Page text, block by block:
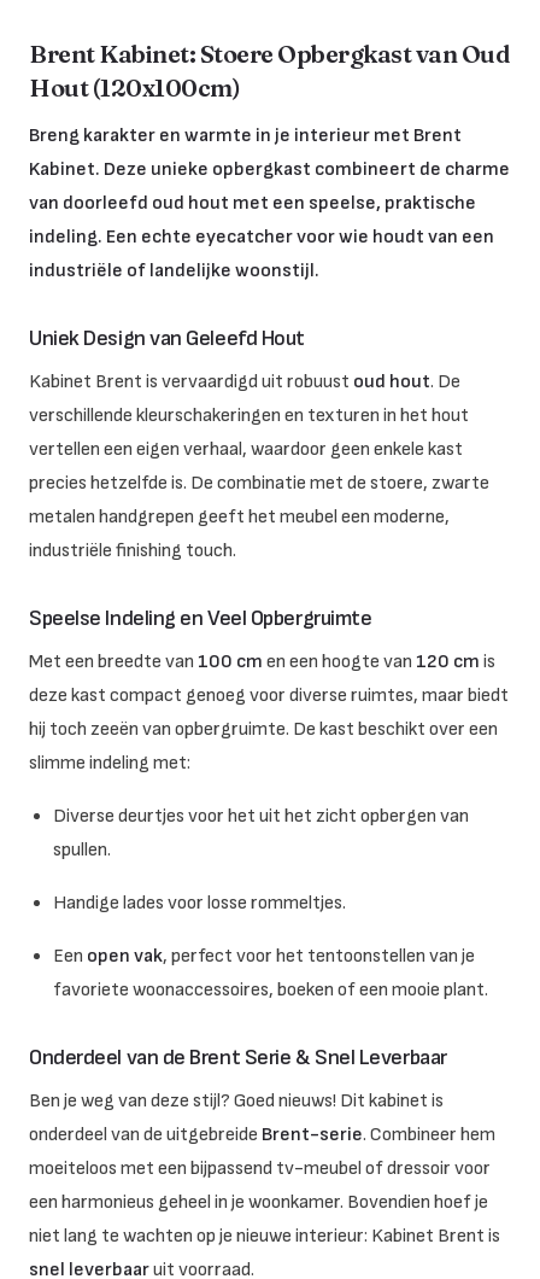
Brent Kabinet: Stoere Opbergkast van Oud
Hout (120x100cm)
Breng karakter en warmte in je interieur met Brent
Kabinet. Deze unieke opbergkast combineert de charme
van doorleefd oud hout met een speelse, praktische
indeling. Een echte eyecatcher voor wie houdt van een
industriële of landelijke woonstijl.
Uniek Design van Geleefd Hout
Kabinet Brent is vervaardigd uit robuust oud hout. De
verschillende kleurschakeringen en texturen in het hout
vertellen een eigen verhaal, waardoor geen enkele kast
precies hetzelfde is. De combinatie met de stoere, zwarte
metalen handgrepen geeft het meubel een moderne,
industriële finishing touch.
Speelse Indeling en Veel Opbergruimte
Met een breedte van 100 cm en een hoogte van 120 cm is
deze kast compact genoeg voor diverse ruimtes, maar biedt
hij toch zeeën van opbergruimte. De kast beschikt over een
slimme indeling met:
Diverse deurtjes voor het uit het zicht opbergen van
spullen.
Handige lades voor losse rommeltjes.
Een open vak, perfect voor het tentoonstellen van je
favoriete woonaccessoires, boeken of een mooie plant.
Onderdeel van de Brent Serie & Snel Leverbaar
Ben je weg van deze stijl? Goed nieuws! Dit kabinet is
onderdeel van de uitgebreide Brent-serie. Combineer hem
moeiteloos met een bijpassend tv-meubel of dressoir voor
een harmonieus geheel in je woonkamer. Bovendien hoef je
niet lang te wachten op je nieuwe interieur: Kabinet Brent is
snel leverbaaruit voorraad.